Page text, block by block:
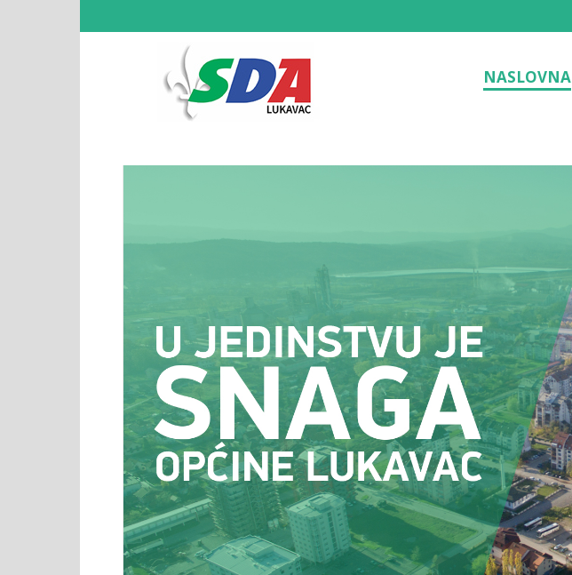
Zvanična
stranica
OO
NASLOVNA